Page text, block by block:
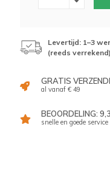
Levertijd: 1–3
(reeds verrekend)
GRATIS
al vanaf € 49
BEOORDELING: 9,3
snelle en goede service